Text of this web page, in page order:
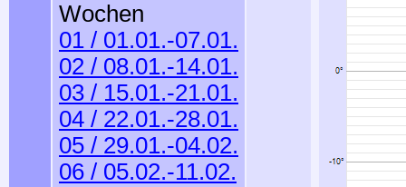
Wochen
01 / 01.01.-07.01.
02 / 08.01.-14.01.
03 / 15.01.-21.01.
04 / 22.01.-28.01.
05 / 29.01.-04.02.
06 / 05.02.-11.02.